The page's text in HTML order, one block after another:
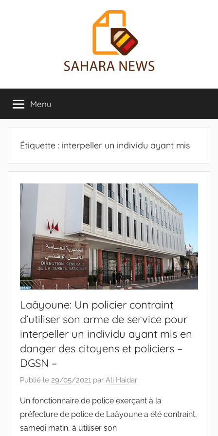
Sahara
News
sur
le
Sahara
révélée
Menu
Étiquette : interpeller un individu ayant mis
Laâyoune: Un policier contraint
d’utiliser son arme de service pour
interpeller un individu ayant mis en
danger des citoyens et policiers –
DGSN –
Publié le 29/05/2021 par Ali Haidar
Un fonctionnaire de police exerçant à la
préfecture de police de Laâyoune a été contraint,
samedi matin, à utiliser son